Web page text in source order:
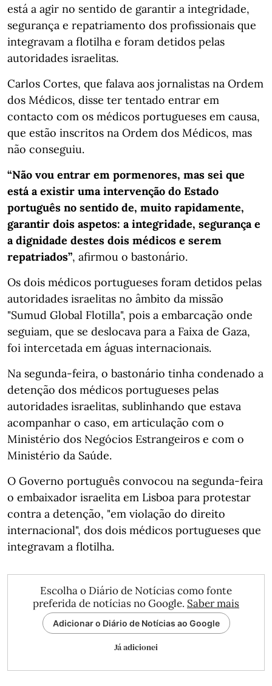
está a agir no sentido de garantir a integridade,
segurança e repatriamento dos profissionais que
integravam a flotilha e foram detidos pelas
autoridades israelitas.
Carlos Cortes, que falava aos jornalistas na Ordem
dos Médicos, disse ter tentado entrar em
contacto com os médicos portugueses em causa,
que estão inscritos na Ordem dos Médicos, mas
não conseguiu.
“Não vou entrar em pormenores, mas sei que
está a existir uma intervenção do Estado
português no sentido de, muito rapidamente,
garantir dois aspetos: a integridade, segurança e
a dignidade destes dois médicos e serem
repatriados”, afirmou o bastonário.
Os dois médicos portugueses foram detidos pelas
autoridades israelitas no âmbito da missão
"Sumud Global Flotilla", pois a embarcação onde
seguiam, que se deslocava para a Faixa de Gaza,
foi intercetada em águas internacionais.
Na segunda-feira, o bastonário tinha condenado a
detenção dos médicos portugueses pelas
autoridades israelitas, sublinhando que estava
acompanhar o caso, em articulação com o
Ministério dos Negócios Estrangeiros e com o
Ministério da Saúde.
O Governo português convocou na segunda-feira
o embaixador israelita em Lisboa para protestar
contra a detenção, "em violação do direito
internacional", dos dois médicos portugueses que
integravam a flotilha.
Escolha o Diário de Notícias como fonte
preferida de notícias no Google. Saber mais
Adicionar o Diário de Notícias ao Google
Já adicionei